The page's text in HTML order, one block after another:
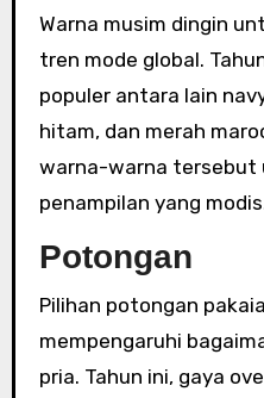
Warna musim dingin
tren mode global.
populer antara lain
hitam, dan merah
warna-warna tersebut
penampilan yang
Potongan
Pilihan potongan
mempengaruhi
pria. Tahun ini, gaya